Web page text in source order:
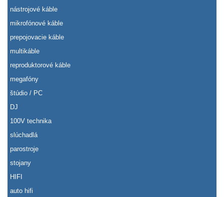
nástrojové káble
mikrofónové káble
prepojovacie káble
multikáble
reproduktorové káble
megafóny
štúdio / PC
DJ
100V technika
slúchadlá
parostroje
stojany
HIFI
auto hifi